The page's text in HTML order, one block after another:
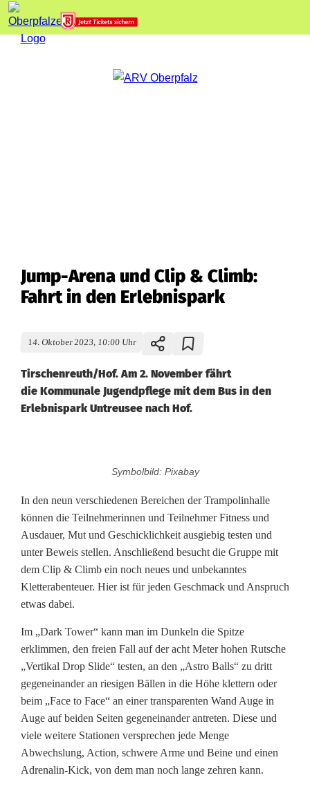
Jump-Arena und Clip & Climb:
Fahrt in den Erlebnispark
14. Oktober 2023, 10:00 Uhr
Tirschenreuth/Hof. Am 2. November fährt
die Kommunale Jugendpflege mit dem Bus in den
Erlebnispark Untreusee nach Hof.
m
p
-
A
e
n
a
u
n
d
Symbolbild: Pixabay
In den neun verschiedenen Bereichen der Trampolinhalle
können die Teilnehmerinnen und Teilnehmer Fitness und
Ausdauer, Mut und Geschicklichkeit ausgiebig testen und
unter Beweis stellen. Anschließend besucht die Gruppe mit
dem Clip & Climb ein noch neues und unbekanntes
Kletterabenteuer. Hier ist für jeden Geschmack und Anspruch
etwas dabei.
Im „Dark Tower“ kann man im Dunkeln die Spitze
erklimmen, den freien Fall auf der acht Meter hohen Rutsche
„Vertikal Drop Slide“ testen, an den „Astro Balls“ zu dritt
gegeneinander an riesigen Bällen in die Höhe klettern oder
beim „Face to Face“ an einer transparenten Wand Auge in
Auge auf beiden Seiten gegeneinander antreten. Diese und
viele weitere Stationen versprechen jede Menge
Abwechslung, Action, schwere Arme und Beine und einen
Adrenalin-Kick, von dem man noch lange zehren kann.